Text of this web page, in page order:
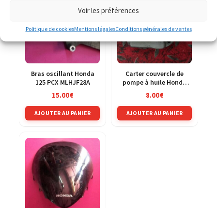
Voir les préférences
Politique de cookiesMentions légalesConditions générales de ventes
Bras oscillant Honda
125 PCX MLHJF28A
15.00€
AJOUTER AU PANIER
Carter couvercle de
pompe à huile Honda
125 CRM jd13a
8.00€
AJOUTER AU PANIER